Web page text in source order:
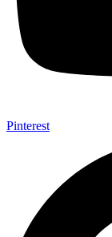
Pinterest